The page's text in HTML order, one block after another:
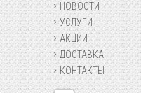
НОВОСТИ
УСЛУГИ
АКЦИИ
ДОСТАВКА
КОНТАКТЫ